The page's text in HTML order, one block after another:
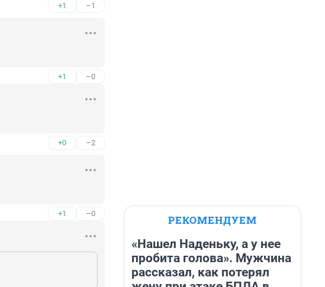
+1 –1
+1 –0
+0 –2
+1 –0 РЕКОМЕНДУЕМ
«Нашел Наденьку, а у нее
пробита голова». Мужчина
рассказал, как потерял